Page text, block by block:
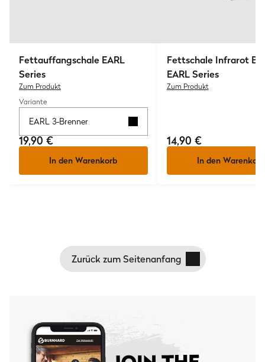
Fettauffangschale EARL
Series
Zum Produkt
Variante
EARL 3-Brenner
19,90 €
In den Warenkorb
Fettschale Infrarot
EARL Series
Zum Produkt
14,90 €
In den Warenkorb
Zurück zum Seitenanfang